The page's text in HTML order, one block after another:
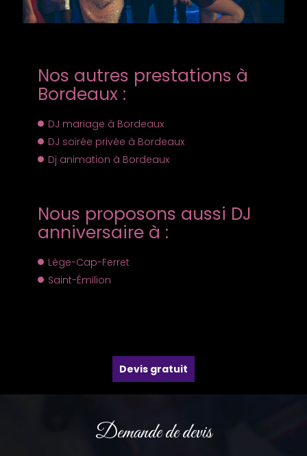
Nos autres prestations à
Bordeaux :
DJ mariage à Bordeaux
DJ soirée privée à Bordeaux
Dj animation à Bordeaux
Nous proposons aussi DJ
anniversaire à :
Lège-Cap-Ferret
Saint-Émilion
Devis gratuit
Demande de devis